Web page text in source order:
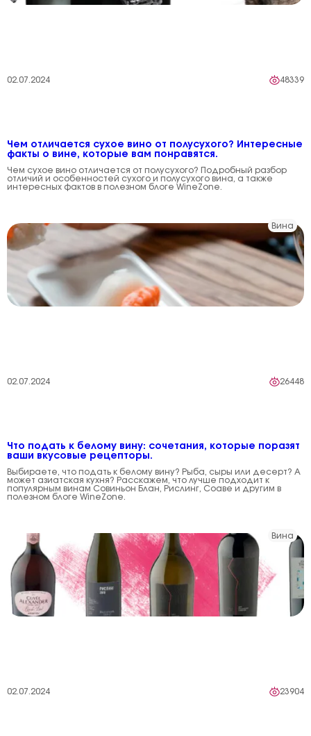
02.07.2024 48339
Чем отличается сухое вино от полусухого? Интересные
факты о вине, которые вам понравятся.
Чем сухое вино отличается от полусухого? Подробный разбор
отличий и особенностей сухого и полусухого вина, а также
интересных фактов в полезном блоге WineZone.
Вина
02.07.2024 26448
Что подать к белому вину: сочетания, которые поразят
ваши вкусовые рецепторы.
Выбираете, что подать к белому вину? Рыба, сыры или десерт? А
может азиатская кухня? Расскажем, что лучше подходит к
популярным винам Совиньон Блан, Рислинг, Соаве и другим в
полезном блоге WineZone.
Вина
02.07.2024 23904